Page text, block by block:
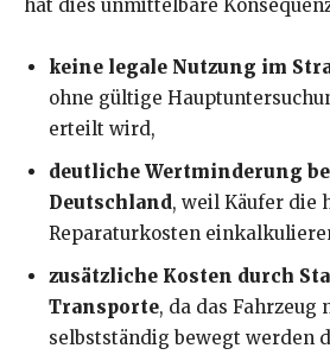
hat dies unmittelbare
keine legale Nutzung im
ohne gültige
erteilt wird,
deutliche Wertminderung
Deutschland, weil Käufer die
Reparaturkosten
zusätzliche Kosten durch
Transporte, da das Fahrzeug
selbstständig bewegt werden